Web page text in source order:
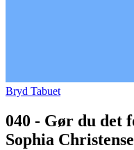
Bryd Tabuet
040 - Gør du det
Sophia